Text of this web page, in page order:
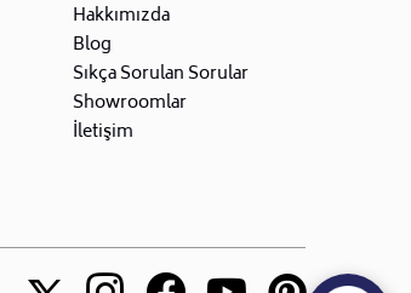
Hakkımızda
Blog
Sıkça Sorulan Sorular
Showroomlar
İletişim